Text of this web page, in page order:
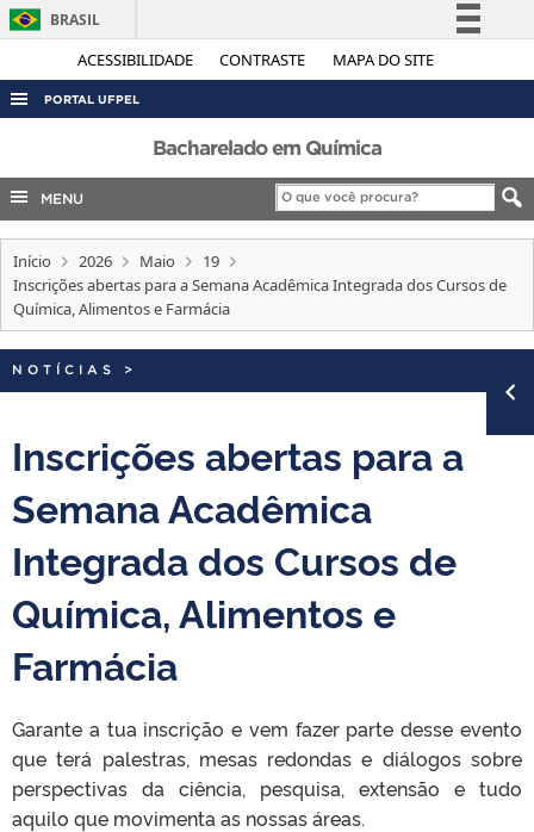
ACESSIBILIDADE CONTRASTE MAPA DO SITE
BRASIL
Simplifique!
Legislação
Canais
PORTAL UFPEL
ACESSO À INFORMAÇÃO
AUDITORIA
COBALTO
CONCURSOS
EDITAIS
TELEFONES
Bacharelado em Química
MENU
Início 2026 Maio
19
Inscrições abertas para a Semana Acadêmica Integrada dos Cursos de
Química, Alimentos e Farmácia
NOTÍCIAS >
Inscrições abertas para a
Semana Acadêmica
Integrada dos Cursos de
Química, Alimentos e
Farmácia
Garante a tua inscrição e vem fazer parte desse evento
que terá palestras, mesas redondas e diálogos sobre
perspectivas da ciência, pesquisa, extensão e tudo
aquilo que movimenta as nossas áreas.